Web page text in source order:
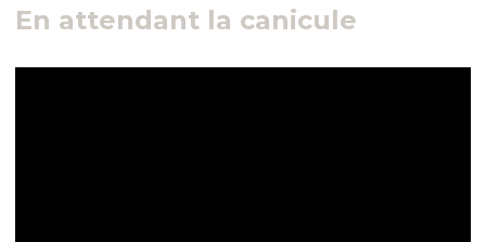
En attendant la canicule